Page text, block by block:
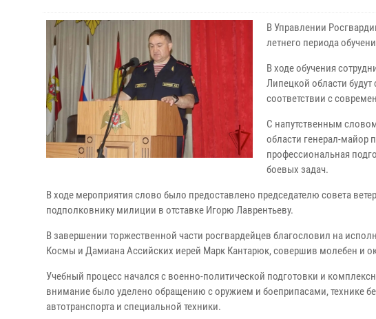
В Управлении
летнего периода
В ходе обучения
Липецкой области
соответствии с
С напутственным
области генерал-майор
профессиональная
боевых задач.
В ходе мероприятия слово было предоставлено председателю совета
подполковнику милиции в отставке Игорю Лаврентьеву.
В завершении торжественной части росгвардейцев благословил на
Космы и Дамиана Ассийских иерей Марк Кантарюк, совершив молебен и
Учебный процесс начался с военно-политической подготовки и
внимание было уделено обращению с оружием и боеприпасами, технике
автотранспорта и специальной техники.